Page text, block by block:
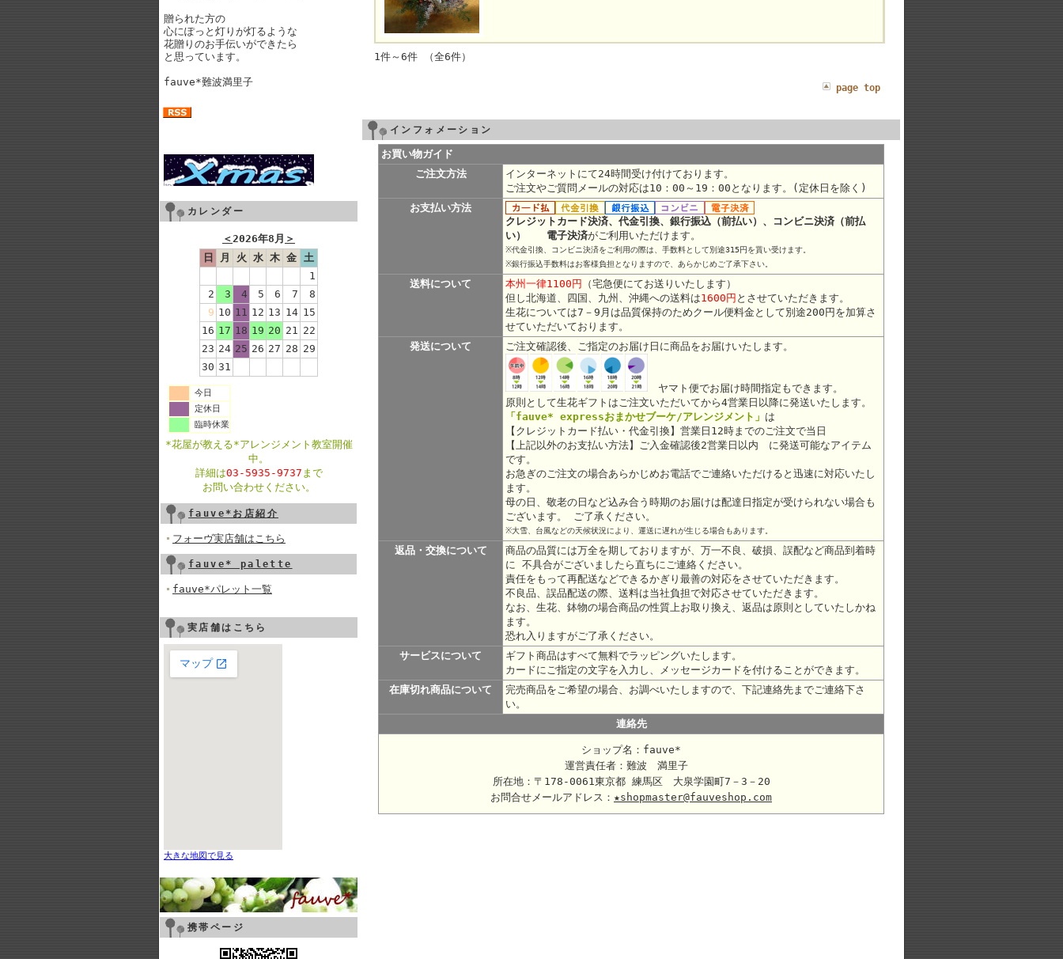
贈られた方の
心にぽっと灯りが灯るような
花贈りのお手伝いができたら
と思っています。
fauve*難波満里子
カレンダー
＜2026年8月 ＞
日
月 火 水 木 金 土
1
2
3 4 5 6 7
8
9 10 11 12 13 14 15
16 17 18 19 20 21 22
23 24 25 26 27 28 29
30 31
今日
定休日
臨時休業
*花屋が教える*アレンジメント教室開催
中。
詳細は03-5935-9737 まで
お問い合わせください。
fauve*お店紹介
フォーヴ実店舗はこちら
fauve* palette
fauve*パレット一覧
実店舗はこちら
大きな地図で見る
携帯ページ
1件～6件 （全6件）
page top
インフォメーション
お買い物ガイド
ご注文方法
インターネットにて24時間受け付けております。
ご注文やご質問メールの対応は10：00～19：00となります。(定休日を除く)
お支払い方法
クレジットカード決済、代金引換、銀行振込（前払い）、コンビニ決済（前払
い） 電子決済がご利用いただけます。
※代金引換、コンビニ決済をご利用の際は、手数料として別途315円を貰い受けます。
※銀行振込手数料はお客様負担となりますので、あらかじめご了承下さい。
送料について 本州一律1100円
（宅急便にてお送りいたします）
但し北海道、四国、九州、沖縄への送料は1600円 とさせていただきます。
生花については7－9月は品質保持のためクール便料金として別途200円を加算さ
せていただいております。
発送について
ご注文確認後、ご指定のお届け日に商品をお届けいたします。
ヤマト便でお届け時間指定もできます。
原則として生花ギフトはご注文いただいてから4営業日以降に発送いたします。
「fauve* expressおまかせブーケ/アレンジメント」 は
【クレジットカード払い・代金引換】営業日12時までのご注文で当日
【上記以外のお支払い方法】ご入金確認後2営業日以内 に発送可能なアイテム
です。
お急ぎのご注文の場合あらかじめお電話でご連絡いただけると迅速に対応いたし
ます。
母の日、敬老の日など込み合う時期のお届けは配達日指定が受けられない場合も
ございます。 ご了承ください。
※大雪、台風などの天候状況により、運送に遅れが生じる場合もあります。
返品・交換について
商品の品質には万全を期しておりますが、万一不良、破損、誤配など商品到着時
に 不具合がございましたら直ちにご連絡ください。
責任をもって再配送などできるかぎり最善の対応をさせていただきます。
不良品、誤品配送の際、送料は当社負担で対応させていただきます。
なお、生花、鉢物の場合商品の性質上お取り換え、返品は原則としていたしかね
ます。
恐れ入りますがご了承ください。
サービスについて
ギフト商品はすべて無料でラッピングいたします。
カードにご指定の文字を入力し、メッセージカードを付けることができます。
在庫切れ商品について
完売商品をご希望の場合、お調べいたしますので、下記連絡先までご連絡下さ
い。
連絡先
ショップ名：fauve*
運営責任者：難波 満里子
所在地：〒178-0061東京都 練馬区 大泉学園町7－3－20
お問合せメールアドレス： ★shopmaster@fauveshop.com